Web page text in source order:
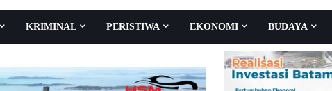
KRIMINAL PERISTIWA EKONOMI BUDAYA